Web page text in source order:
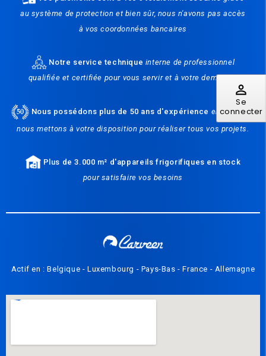
perm_identity
Se
connecter
au système de protection et bien sûr, nous n'avons pas accès
à vos coordonnées bancaires
Notre service technique interne de professionnel
qualifiée et certifiée pour vous servir et à votre demande.
Nous possédons plus de 50 ans d'expérience en froid que
nous mettons à votre disposition pour réaliser tous vos projets.
Plus de 3.000 m² d'appareils frigorifiques en stock
pour satisfaire vos besoins
Actif en : Belgique - Luxembourg - Pays-Bas - France - Allemagne